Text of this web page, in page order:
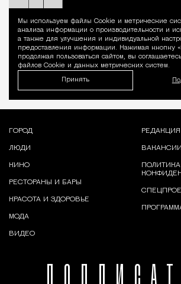
Мы используем файлы Сookie и метрические
анализа информации о производительности и
а также для улучшения и индивидуальной
предоставления информации. Нажимая кнопку
продолжая пользоваться сайтом, вы
файлов Cookie и данных метрических систем.
Принять
ГОРОД
ЛЮДИ
КИНО
РЕСТОРАНЫ И БАРЫ
КРАСОТА И ЗДОРОВЬЕ
МОДА
ВИДЕО
РЕДАКЦИЯ
ВАКАНСИИ
ПОЛИТИКА